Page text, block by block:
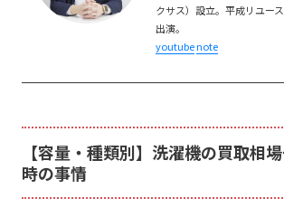
クサス）設立。平成リユー
出演。
youtubenote
【容量・種類別】洗濯機の買取相
時の事情